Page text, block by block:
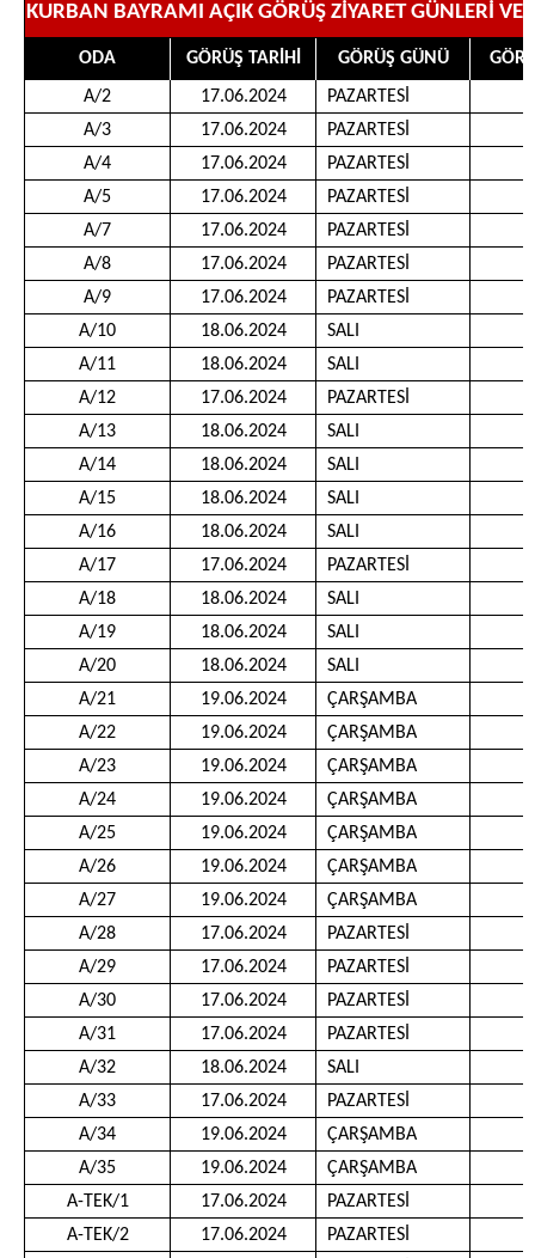
KURBAN BAYRAMI AÇIK GÖRÜŞ ZİYARET GÜNLERİ VE
ODA GÖRÜŞ TARİHİ GÖRÜŞ GÜNÜ
A/2
17.06.2024 PAZARTESİ
A/3
17.06.2024 PAZARTESİ
A/4
17.06.2024 PAZARTESİ
A/5
17.06.2024 PAZARTESİ
A/7
17.06.2024 PAZARTESİ
A/8
17.06.2024 PAZARTESİ
A/9
17.06.2024 PAZARTESİ
A/10
18.06.2024 SALI
A/11
18.06.2024 SALI
A/12
17.06.2024 PAZARTESİ
A/13
18.06.2024 SALI
A/14
18.06.2024 SALI
A/15
18.06.2024 SALI
A/16
18.06.2024 SALI
A/17
17.06.2024 PAZARTESİ
A/18
18.06.2024 SALI
A/19
18.06.2024 SALI
A/20
18.06.2024 SALI
A/21
19.06.2024 ÇARŞAMBA
A/22
19.06.2024 ÇARŞAMBA
A/23
19.06.2024 ÇARŞAMBA
A/24
19.06.2024 ÇARŞAMBA
A/25
19.06.2024 ÇARŞAMBA
A/26
19.06.2024 ÇARŞAMBA
A/27
19.06.2024 ÇARŞAMBA
A/28
17.06.2024 PAZARTESİ
A/29
17.06.2024 PAZARTESİ
A/30
17.06.2024 PAZARTESİ
A/31
17.06.2024 PAZARTESİ
A/32
18.06.2024 SALI
A/33
17.06.2024 PAZARTESİ
A/34
19.06.2024 ÇARŞAMBA
A/35
19.06.2024 ÇARŞAMBA
A-TEK/1
17.06.2024 PAZARTESİ
A-TEK/2
17.06.2024 PAZARTESİ